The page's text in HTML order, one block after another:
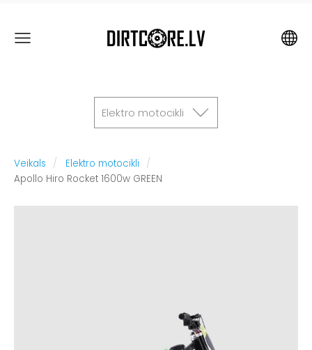
Elektro motocikli
Veikals
Elektro motocikli
Apollo Hiro Rocket 1600w GREEN